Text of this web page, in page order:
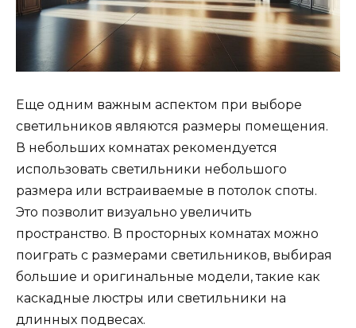
Еще одним важным аспектом при выборе
светильников являются размеры помещения.
В небольших комнатах рекомендуется
использовать светильники небольшого
размера или встраиваемые в потолок споты.
Это позволит визуально увеличить
пространство. В просторных комнатах можно
поиграть с размерами светильников, выбирая
большие и оригинальные модели, такие как
каскадные люстры или светильники на
длинных подвесах.